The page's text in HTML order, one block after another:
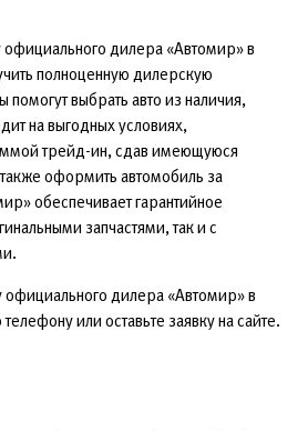
официального дилера «Автомир» в
полноценную дилерскую
выбрать авто из наличия,
на выгодных условиях,
трейд-ин, сдав имеющуюся
оформить автомобиль за
обеспечивает гарантийное
запчастями, так и с
официального дилера «Автомир» в
или оставьте заявку на сайте.